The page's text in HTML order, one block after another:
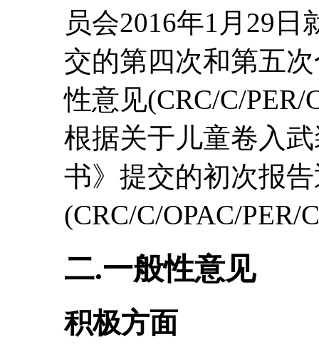
员会2016年1月29
交的第四次和第五
性意见(CRC/C/
根据关于儿童卷入
书》提交的初次报
(CRC/C/OPAC/PER/
二.一般性意见
积极方面